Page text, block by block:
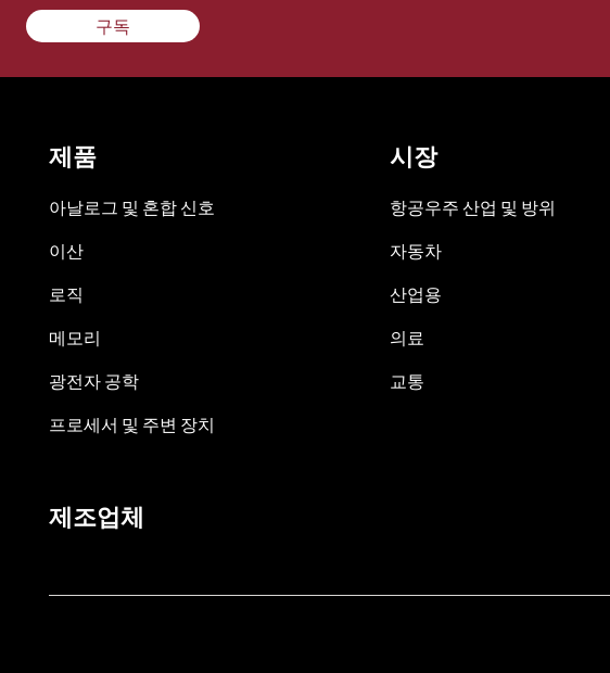
구독
제품
아날로그 및 혼합 신호
이산
로직
메모리
광전자 공학
프로세서 및 주변 장치
시장
항공우주 산업 및 방위
자동차
산업용
의료
교통
제조업체